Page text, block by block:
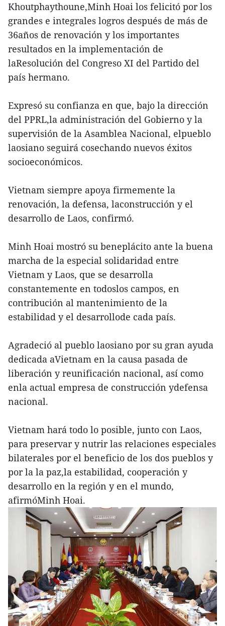
Khoutphaythoune,Minh Hoai los felicitó por los
grandes e integrales logros después de más de
36años de renovación y los importantes
resultados en la implementación de
laResolución del Congreso XI del Partido del
país hermano.
Expresó su confianza en que, bajo la dirección
del PPRL,la administración del Gobierno y la
supervisión de la Asamblea Nacional, elpueblo
laosiano seguirá cosechando nuevos éxitos
socioeconómicos.
Vietnam siempre apoya firmemente la
renovación, la defensa, laconstrucción y el
desarrollo de Laos, confirmó.
Minh Hoai mostró su beneplácito ante la buena
marcha de la especial solidaridad entre
Vietnam y Laos, que se desarrolla
constantemente en todoslos campos, en
contribución al mantenimiento de la
estabilidad y el desarrollode cada país.
Agradeció al pueblo laosiano por su gran ayuda
dedicada aVietnam en la causa pasada de
liberación y reunificación nacional, así como
enla actual empresa de construcción ydefensa
nacional.
Vietnam hará todo lo posible, junto con Laos,
para preservar y nutrir las relaciones especiales
bilaterales por el beneficio de los dos pueblos y
por la la paz,la estabilidad, cooperación y
desarrollo en la región y en el mundo,
afirmóMinh Hoai.